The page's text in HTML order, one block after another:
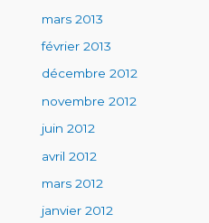
mars 2013
février 2013
décembre 2012
novembre 2012
juin 2012
avril 2012
mars 2012
janvier 2012